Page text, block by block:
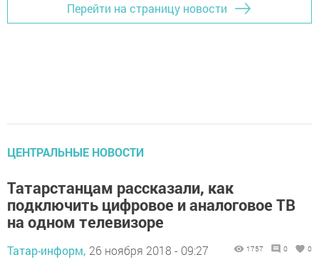
Перейти на страницу новости
ЦЕНТРАЛЬНЫЕ НОВОСТИ
Татарстанцам рассказали, как
подключить цифровое и аналоговое ТВ
на одном телевизоре
Татар-информ, 26 ноября 2018 - 09:27 1757 0 0